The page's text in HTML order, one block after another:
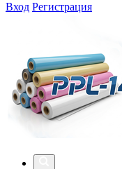
Вход Регистрация